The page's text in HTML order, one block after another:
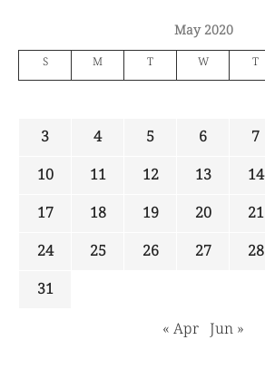
May 2020
S M T W T
3
4 5 6 7
10
11 12 13 14
17
18 19 20 21
24
25 26 27 28
31
« Apr Jun »